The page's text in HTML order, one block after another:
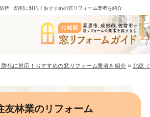
音・防犯に対応！おすすめの窓リフォーム業者を紹介
犯に対応！おすすめの窓リフォーム業者を紹介 » 北総
友林業のリフォーム